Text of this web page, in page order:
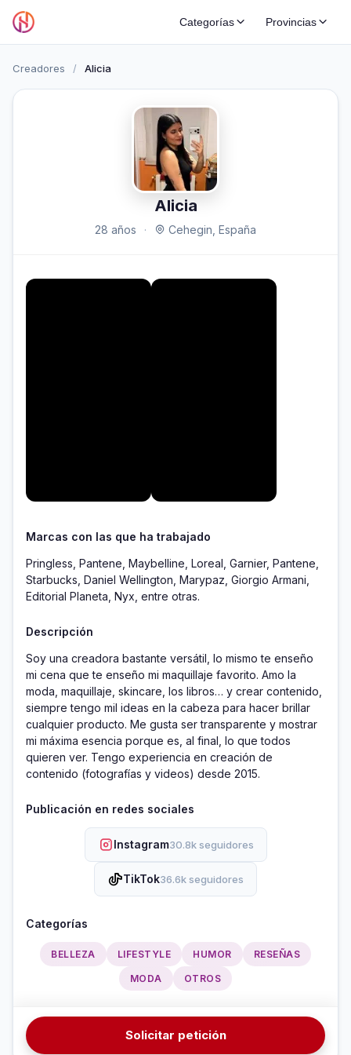
Categorías Provincias
Creadores / Alicia
Alicia
28 años · Cehegin, España
Marcas con las que ha trabajado
Pringless, Pantene, Maybelline, Loreal, Garnier, Pantene,
Starbucks, Daniel Wellington, Marypaz, Giorgio Armani,
Editorial Planeta, Nyx, entre otras.
Descripción
Soy una creadora bastante versátil, lo mismo te enseño
mi cena que te enseño mi maquillaje favorito. Amo la
moda, maquillaje, skincare, los libros… y crear contenido,
siempre tengo mil ideas en la cabeza para hacer brillar
cualquier producto. Me gusta ser transparente y mostrar
mi máxima esencia porque es, al final, lo que todos
quieren ver. Tengo experiencia en creación de
contenido (fotografías y videos) desde 2015.
Publicación en redes sociales
Instagram30.8k seguidores
TikTok36.6k seguidores
Categorías
BELLEZA LIFESTYLE HUMOR RESEÑAS
MODA OTROS
Solicitar petición